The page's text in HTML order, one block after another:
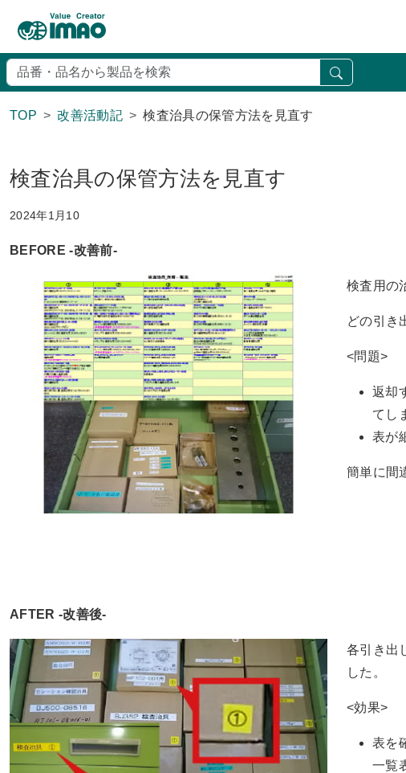
TOP 改善活動記 検査治具の保管方法を見直す
検査治具の保管方法を見直す
2024年1月10
BEFORE -改善前-
検査用の
どの引き
<問題>
返却
てし
表が
簡単に間
AFTER -改善後-
各引き出
した。
<効果>
表を
一覧